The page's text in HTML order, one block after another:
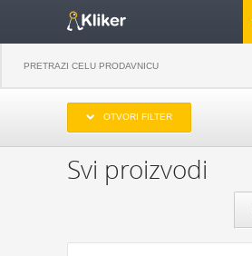
PREKO 3000
IZABERITE PROIZVOĐAČA
OTVORI FILTER
Svi proizvodi